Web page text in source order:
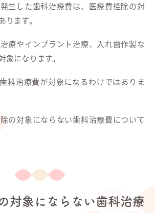
生した歯科治療費は、医療費控除の対
ります。
療やインプラント治療、入れ歯作製な
象になります。
科治療費が対象になるわけではありま
の対象にならない歯科治療費について
対象にならない歯科治療